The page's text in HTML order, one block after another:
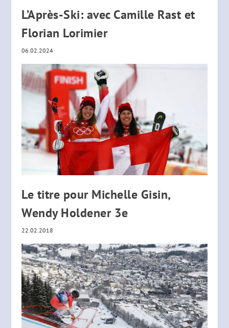
L’Après-Ski: avec Camille Rast et
Florian Lorimier
06.02.2024
Le titre pour Michelle Gisin,
Wendy Holdener 3e
22.02.2018